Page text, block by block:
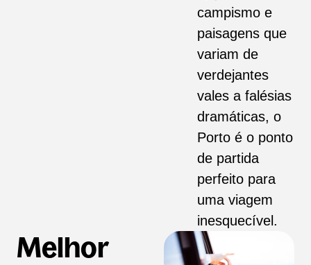
campismo e
paisagens que
variam de
verdejantes
vales a falésias
dramáticas, o
Porto é o ponto
de partida
perfeito para
uma viagem
inesquecível.
Melhor